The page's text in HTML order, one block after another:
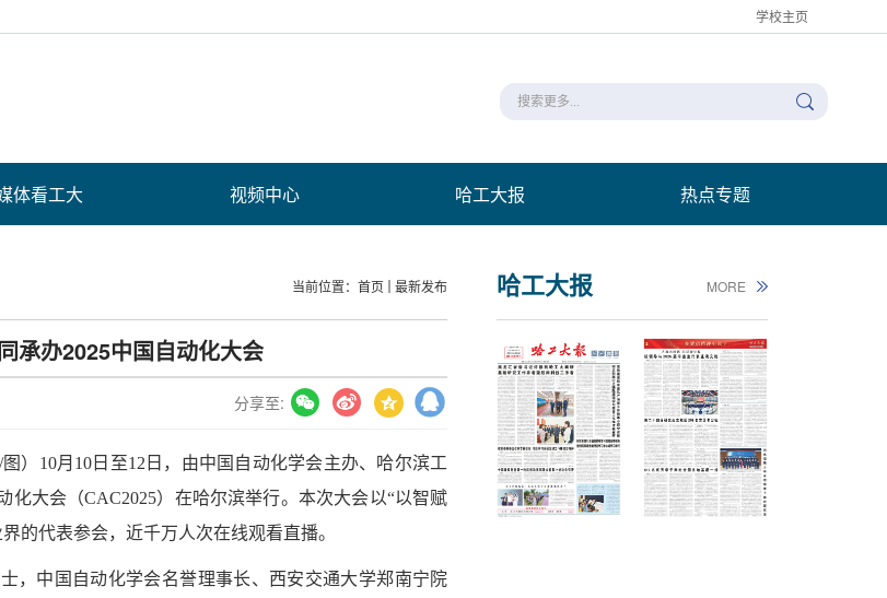
学校主页
体看工大 视频中心 哈工大报 热点专题
哈工大报 MORE
当前位置：首页 最新发布
承办2025中国自动化大会
分享至:
）10月10日至12日，由中国自动化学会主办、哈尔滨工
大会（CAC2025）在哈尔滨举行。本次大会以“以智赋
的代表参会，近千万人次在线观看直播。
，中国自动化学会名誉理事长、西安交通大学郑南宁院